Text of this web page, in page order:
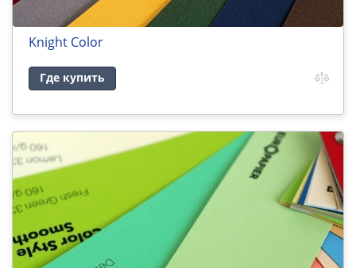
Knight Color
Где купить